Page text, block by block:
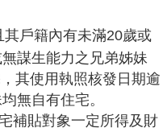
其戶籍內有未滿20歲或
謀生能力之兄弟姊妹
其使用執照核發日期逾
無自有住宅。
補貼對象一定所得及財